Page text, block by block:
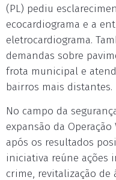
(PL) pediu
ecocardiograma e a
eletrocardiograma.
demandas sobre
frota municipal e
bairros mais distantes.
No campo da
expansão da
após os resultados
iniciativa reúne ações
crime, revitalização de